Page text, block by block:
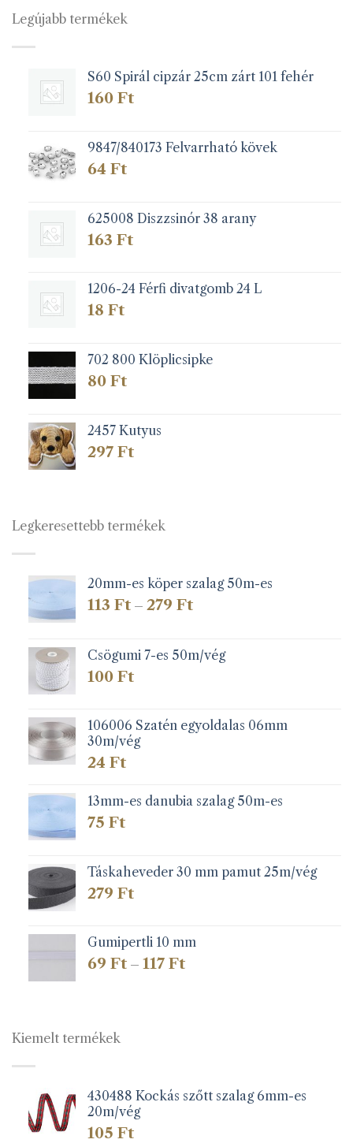
van.
A
termékoldalon
választhatók
termékoldalon
Legújabb termékek
S60 Spirál cipzár 25cm zárt 101 fehér
160 Ft
9847/840173 Felvarrható kövek
64 Ft
625008 Diszzsinór 38 arany
163 Ft
1206-24 Férfi divatgomb 24 L
18 Ft
702 800 Klöplicsipke
80 Ft
2457 Kutyus
297 Ft
Legkeresettebb termékek
20mm-es köper szalag 50m-es
113 Ft – 279 FtÁrtartomány:
279 Ft
Csögumi 7-es 50m/vég
100 Ft
106006 Szatén egyoldalas 06mm
30m/vég
24 Ft
13mm-es danubia szalag 50m-es
75 Ft
Táskaheveder 30 mm pamut 25m/vég
279 Ft
Gumipertli 10 mm
69 Ft – 117 FtÁrtartomány:
Kiemelt termékek
430488 Kockás szőtt szalag 6mm-es
20m/vég
105 Ft